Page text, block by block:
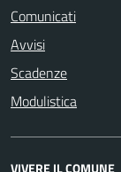
Comunicati
Avvisi
Scadenze
Modulistica